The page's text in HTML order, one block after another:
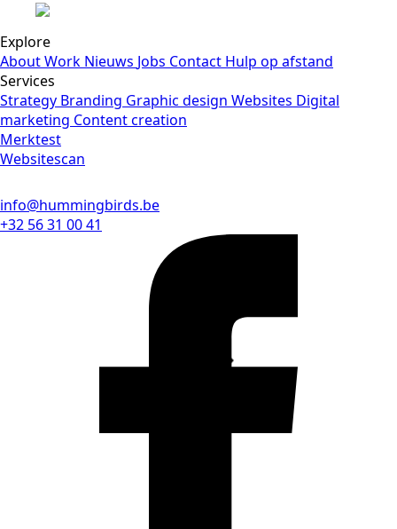
Explore
AboutWork Nieuws Jobs Contact Hulp op afstand
Services
Strategy Branding Graphic design Websites Digital
marketing Content creation
Merktest
Websitescan
info@hummingbirds.be
+32 56 31 00 41